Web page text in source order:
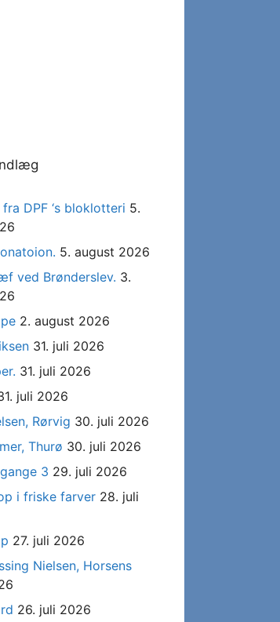
DPF ‘s bloklotteri 5.
5. august 2026
ved Brønderslev. 3.
2. august 2026
31. juli 2026
31. juli 2026
juli 2026
Rørvig 30. juli 2026
Thurø 30. juli 2026
3 29. juli 2026
i friske farver 28. juli
27. juli 2026
Nielsen, Horsens
26. juli 2026